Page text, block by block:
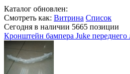
Каталог обновлен:
Смотреть как: Витрина Список
Сегодня в наличии 5665 позиции
Кронштейн бампера Juke переднего